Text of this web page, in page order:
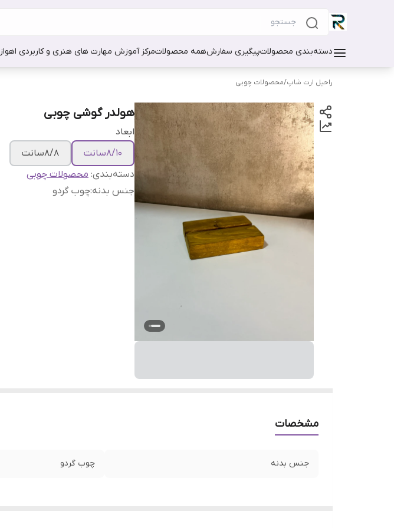
دسته‌بندی محصولاتپیگیری سفارشهمه محصولاتمرکز آموزش مهارت های هنری و کاربردی اهواز
راحیل ارت شاپ/محصولات چوبی
هولدر گوشی چوبی
ابعاد
۸/۱۰سانت
۸/۸سانت
دسته‌بندی: محصولات چوبی
جنس بدنه:چوب گردو
مشخصات
جنس بدنه چوب گردو